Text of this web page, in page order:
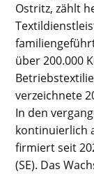
Ostritz, zählt
über 200.000
verzeichnete
In den
kontinuierlich
firmiert seit
(SE). Das